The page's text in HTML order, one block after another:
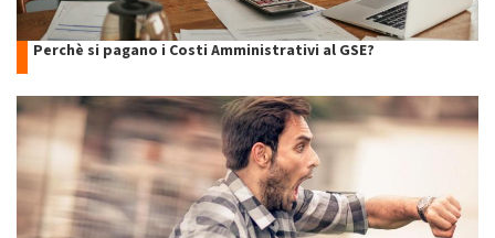
Perchè si pagano i Costi Amministrativi al GSE?